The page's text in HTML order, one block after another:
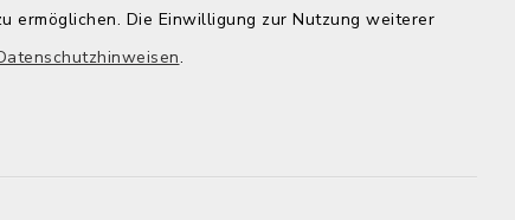
ermöglichen. Die Einwilligung zur Nutzung weiterer
.
VHS-Programm